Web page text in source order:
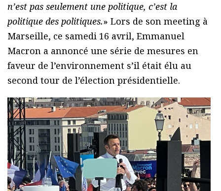
n’est pas seulement une politique, c’est la
politique des politiques.» Lors de son meeting à
Marseille, ce samedi 16 avril, Emmanuel
Macron a annoncé une série de mesures en
faveur de l’environnement s’il était élu au
second tour de l’élection présidentielle.